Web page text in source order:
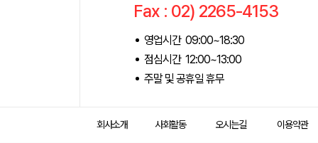
Fax : 02) 2265-4153
영업시간 09:00~18:30
점심시간 12:00~13:00
주말 및 공휴일 휴무
회사소개 사회활동 오시는길 이용약관